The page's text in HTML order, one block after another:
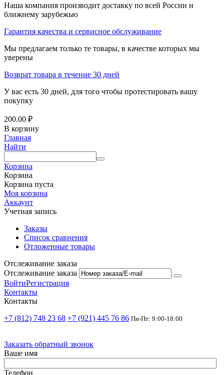
Наша компания производит доставку по всей России и
ближнему зарубежью
Гарантия качества и сервисное обслуживание
Мы предлагаем только те товары, в качестве которых мы
уверены
Возврат товара в течение 30 дней
У вас есть 30 дней, для того чтобы протестировать вашу
покупку
200.00 ₽
В корзину
Главная
Найти
Корзина
Корзина
Корзина пуста
Моя корзина
Аккаунт
Учетная запись
Заказы
Список сравнения
Отложенные товары
Отслеживание заказа
Отслеживание заказа
ВойтиРегистрация
Контакты
Контакты
+7 (812) 748 23 68 +7 (921) 445 76 86 Пн-Пт: 9:00-18:00
Заказать обратный звонок
Ваше имя
Телефон